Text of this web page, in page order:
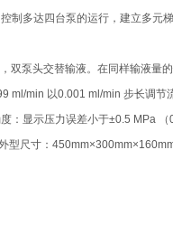
制多达四台泵的运行，建立多元
双泵头交替输液。在同样输液
ml/min 以0.001 ml/min 步长
：显示压力误差小于±0.5
尺寸：450mm×300mm×160mm